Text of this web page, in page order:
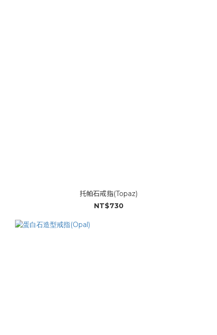
托帕石戒指(Topaz)
NT$730